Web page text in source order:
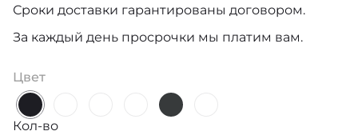
Сроки доставки гарантированы договором.
За каждый день просрочки мы платим вам.
Цвет
Кол-во